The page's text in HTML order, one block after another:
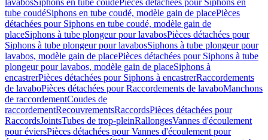
lavabosSiphons en tube coudéPièces détachées pour Siphons en
tube coudéSiphons en tube coudé, modèle gain de placePièces
détachées pour Siphons en tube coudé, modèle gain de
placeSiphons à tube plongeur pour lavabosPièces détachées pour
Siphons à tube plongeur pour lavabosSiphons à tube plongeur pour
lavabos, modèle gain de placePièces détachées pour Siphons à tube
plongeur pour lavabos, modèle gain de placeSiphons à
encastrerPièces détachées pour Siphons à encastrerRaccordements
de lavaboPièces détachées pour Raccordements de lavaboManchons
de raccordementCoudes de
raccordementRecouvrementsRaccordsPièces détachées pour
RaccordsJointsTubes de trop-pleinRallongesVannes d'écoulement
pour éviersPièces détachées pour Vannes d'écoulement pour